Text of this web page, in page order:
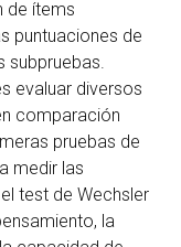
de ítems
puntuaciones de
subpruebas.
evaluar diversos
comparación
pruebas de
medir las
test de Wechsler
la